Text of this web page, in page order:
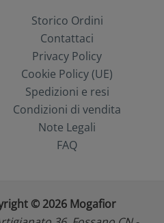
Storico Ordini
Contattaci
Privacy Policy
Cookie Policy (UE)
Spedizioni e resi
Condizioni di vendita
Note Legali
FAQ
© 2026 Mogafior